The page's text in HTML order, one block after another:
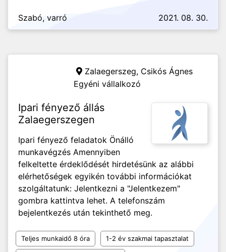
Szabó, varró 2021. 08. 30.
Zalaegerszeg, Csikós Ágnes
Egyéni vállalkozó
Ipari fényező állás
Zalaegerszegen
Ipari fényező feladatok Önálló
munkavégzés Amennyiben
felkeltette érdeklődését hirdetésünk az alábbi
elérhetőségek egyikén további információkat
szolgáltatunk: Jelentkezni a "Jelentkezem"
gombra kattintva lehet. A telefonszám
bejelentkezés után tekinthető meg.
Teljes munkaidő 8 óra 1-2 év szakmai tapasztalat